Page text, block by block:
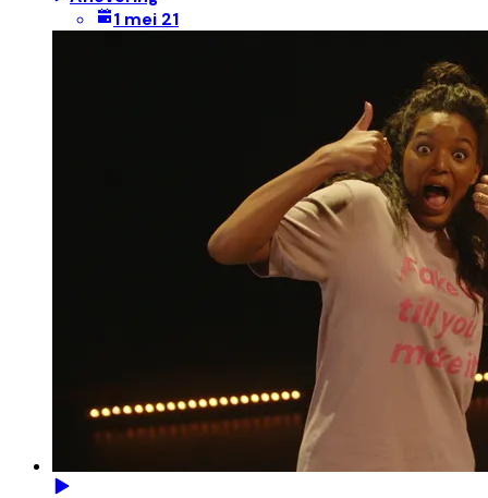
1 mei 21